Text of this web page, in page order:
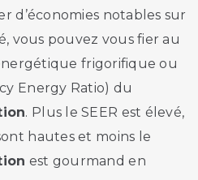
d’économies notables sur
vous pouvez vous fier au
frigorifique ou
Energy Ratio) du
. Plus le SEER est élevé,
hautes et moins le
est gourmand en